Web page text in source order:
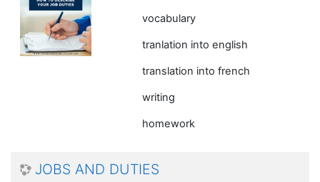
vocabulary
tranlation into english
translation into french
writing
homework
JOBS AND DUTIES